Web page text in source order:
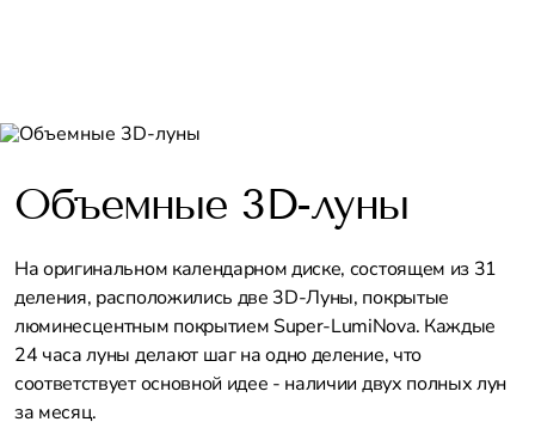
Объемные 3D-луны
На оригинальном календарном диске, состоящем из 31
деления, расположились две 3D-Луны, покрытые
люминесцентным покрытием Super-LumiNova. Каждые
24 часа луны делают шаг на одно деление, что
соответствует основной идее - наличии двух полных лун
за месяц.